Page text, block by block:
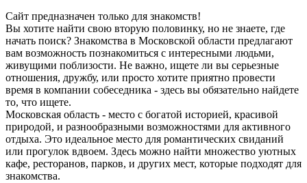
Сайт предназначен только для знакомств!
Вы хотите найти свою вторую половинку, но не знаете, где
начать поиск? Знакомства в Московской области предлагают
вам возможность познакомиться с интересными людьми,
живущими поблизости. Не важно, ищете ли вы серьезные
отношения, дружбу, или просто хотите приятно провести
время в компании собеседника - здесь вы обязательно найдете
то, что ищете.
Московская область - место с богатой историей, красивой
природой, и разнообразными возможностями для активного
отдыха. Это идеальное место для романтических свиданий
или прогулок вдвоем. Здесь можно найти множество уютных
кафе, ресторанов, парков, и других мест, которые подходят для
знакомства.